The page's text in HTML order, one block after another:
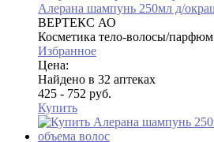
Алерана шампунь 250мл д/
ВЕРТЕКС АО
Косметика тело-волосы/парфюм
Избранное
Цена:
Найдено в 32 аптеках
425 - 752 руб.
Купить